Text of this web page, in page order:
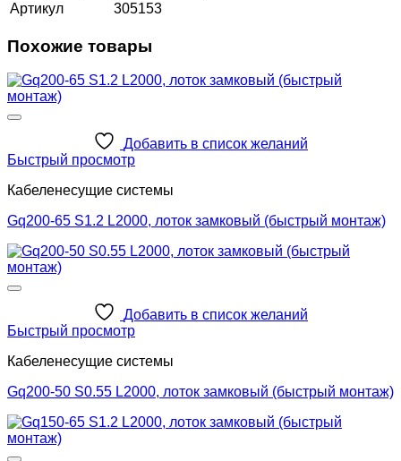
Артикул
305153
Похожие товары
Добавить в список желаний
Быстрый просмотр
Кабеленесущие системы
Gq200-65 S1.2 L2000, лоток замковый (быстрый монтаж)
Добавить в список желаний
Быстрый просмотр
Кабеленесущие системы
Gq200-50 S0.55 L2000, лоток замковый (быстрый монтаж)